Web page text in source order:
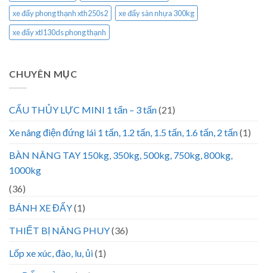
xe đẩy phong thạnh xth250s2
xe đẩy sàn nhựa 300kg
xe đẩy xtl130ds phong thạnh
CHUYÊN MỤC
CẨU THỦY LỰC MINI 1 tấn – 3 tấn(21)
Xe nâng điện đứng lái 1 tấn, 1.2 tấn, 1.5 tấn, 1.6 tấn, 2 tấn(1)
BÀN NÂNG TAY 150kg, 350kg, 500kg, 750kg, 800kg,
1000kg
(36)
BÁNH XE ĐẨY(1)
THIẾT BỊ NÂNG PHUY(36)
Lốp xe xúc, đào, lu, ủi(1)